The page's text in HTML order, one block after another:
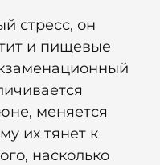
стресс, он
и пищевые
меняется
их тянет к
насколько